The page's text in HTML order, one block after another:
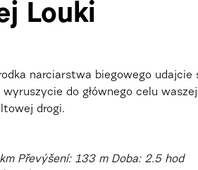
Louki
narciarstwa biegowego
do głównego celu
drogi.
Převýšení: 133 m Doba: 2.5 hod